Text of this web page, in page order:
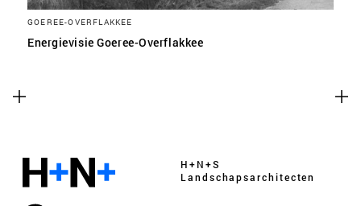
GOEREE-OVERFLAKKEE
Energievisie Goeree-Overflakkee
H+N+S
Landschaps­architecten